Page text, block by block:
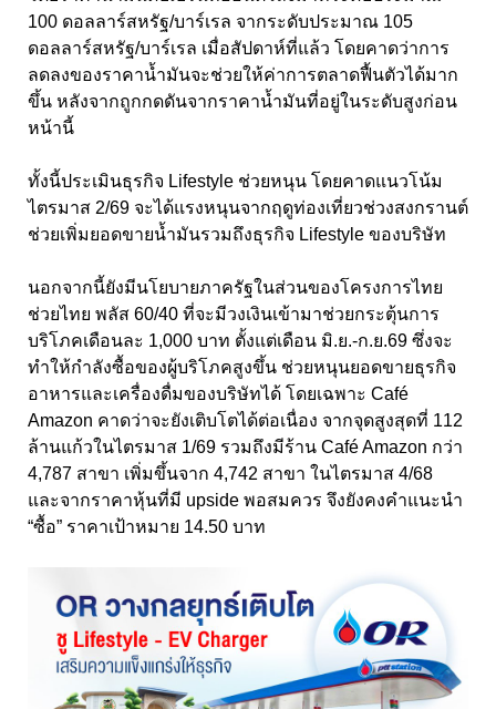
100 ดอลลาร์สหรัฐ/บาร์เรล จากระดับประมาณ 105
ดอลลาร์สหรัฐ/บาร์เรล เมื่อสัปดาห์ที่แล้ว โดยคาดว่าการ
ลดลงของราคาน้ำมันจะช่วยให้ค่าการตลาดฟื้นตัวได้มาก
ขึ้น หลังจากถูกกดดันจากราคาน้ำมันที่อยู่ในระดับสูงก่อน
หน้านี้
ทั้งนี้ประเมินธุรกิจ Lifestyle ช่วยหนุน โดยคาดแนวโน้ม
ไตรมาส 2/69 จะได้แรงหนุนจากฤดูท่องเที่ยวช่วงสงกรานต์
ช่วยเพิ่มยอดขายน้ำมันรวมถึงธุรกิจ Lifestyle ของบริษัท
นอกจากนี้ยังมีนโยบายภาครัฐในส่วนของโครงการไทย
ช่วยไทย พลัส 60/40 ที่จะมีวงเงินเข้ามาช่วยกระตุ้นการ
บริโภคเดือนละ 1,000 บาท ตั้งแต่เดือน มิ.ย.-ก.ย.69 ซึ่งจะ
ทำให้กำลังซื้อของผู้บริโภคสูงขึ้น ช่วยหนุนยอดขายธุรกิจ
อาหารและเครื่องดื่มของบริษัทได้ โดยเฉพาะ Café
Amazon คาดว่าจะยังเติบโตได้ต่อเนื่อง จากจุดสูงสุดที่ 112
ล้านแก้วในไตรมาส 1/69 รวมถึงมีร้าน Café Amazon กว่า
4,787 สาขา เพิ่มขึ้นจาก 4,742 สาขา ในไตรมาส 4/68
และจากราคาหุ้นที่มี upside พอสมควร จึงยังคงคำแนะนำ
“ซื้อ” ราคาเป้าหมาย 14.50 บาท